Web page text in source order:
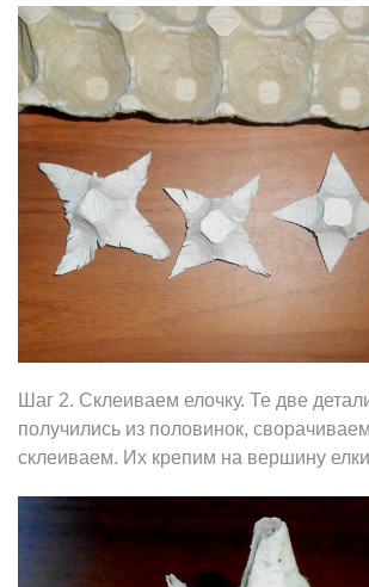
Шаг 2. Склеиваем елочку. Те две
получились из половинок,
склеиваем. Их крепим на вершину